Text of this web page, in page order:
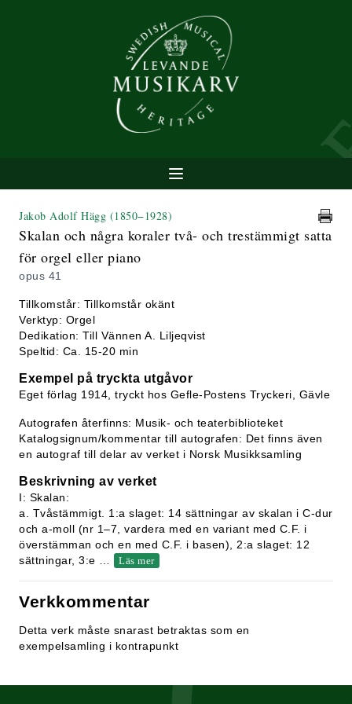
Jakob Adolf Hägg (1850−1928)
Skalan och några koraler två- och trestämmigt satta
för orgel eller piano
opus 41
Tillkomstår: Tillkomstår okänt
Verktyp: Orgel
Dedikation: Till Vännen A. Liljeqvist
Speltid: Ca. 15-20 min
Exempel på tryckta utgåvor
Eget förlag 1914, tryckt hos Gefle-Postens Tryckeri, Gävle
Autografen återfinns: Musik- och teaterbiblioteket
Katalogsignum/kommentar till autografen: Det finns även
en autograf till delar av verket i Norsk Musikksamling
Beskrivning av verket
I: Skalan:
a. Tvåstämmigt. 1:a slaget: 14 sättningar av skalan i C-dur
och a-moll (nr 1–7, vardera med en variant med C.F. i
överstämman och en med C.F. i basen), 2:a slaget: 12
sättningar, 3:e
Läs mer
Verkkommentar
Detta verk måste snarast betraktas som en
exempelsamling i kontrapunkt